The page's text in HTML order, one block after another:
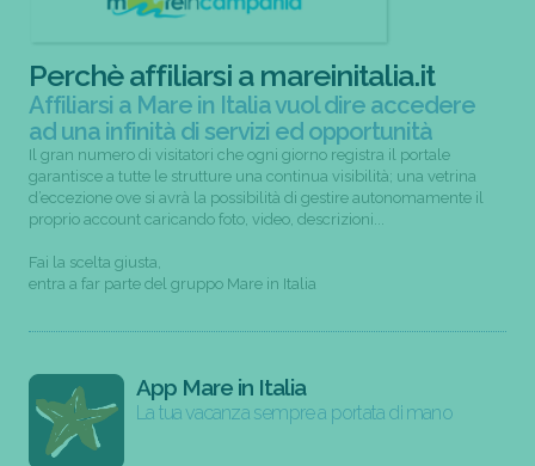
Perchè affiliarsi a mareinitalia.it
Affiliarsi a Mare in Italia vuol dire accedere
ad una infinità di servizi ed opportunità
Il gran numero di visitatori che ogni giorno registra il portale
garantisce a tutte le strutture una continua visibilità; una vetrina
d’eccezione ove si avrà la possibilità di gestire autonomamente il
proprio account caricando foto, video, descrizioni...
Fai la scelta giusta,
entra a far parte del gruppo Mare in Italia
App Mare in Italia
La tua vacanza sempre a portata di mano